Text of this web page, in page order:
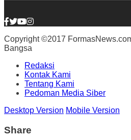
Copyright ©2017
Bangsa
Redaksi
Kontak Kami
Tentang Kami
Pedoman Media Siber
Desktop Version Mobile Version
Share